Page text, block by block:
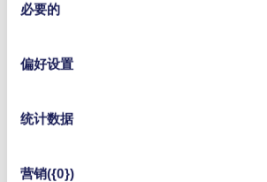
必要的
偏好设置
统计数据
营销({0})